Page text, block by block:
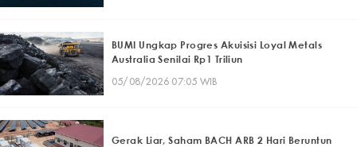
BUMI Ungkap Progres Akuisisi Loyal Metals
Australia Senilai Rp1 Triliun
05/08/2026 07:05 WIB
Gerak Liar, Saham BACH ARB 2 Hari Beruntun